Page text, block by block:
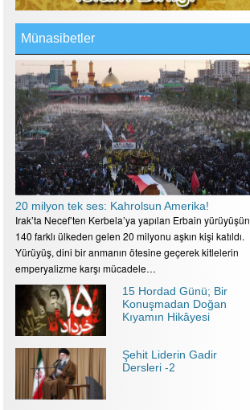
Münasibetler
20 milyon tek ses: Kahrolsun Amerika!
Irak’ta Necef’ten Kerbela’ya yapılan Erbain
140 farklı ülkeden gelen 20 milyonu aşkın kişi katıldı.
Yürüyüş, dini bir anmanın ötesine geçerek kitlelerin
emperyalizme karşı mücadele…
15 Hordad Günü; Bir
Konuşmadan Doğan
Kıyamın Hikâyesi
Şehit Liderin Gadir
Dersleri -2